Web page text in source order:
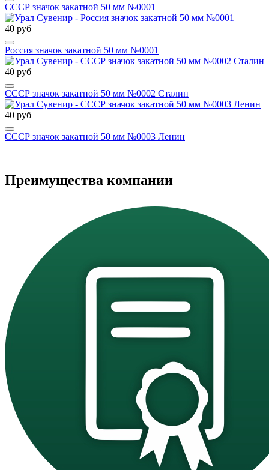
СССР значок закатной 50 мм №0001
40 руб
Россия значок закатной 50 мм №0001
40 руб
СССР значок закатной 50 мм №0002 Сталин
40 руб
СССР значок закатной 50 мм №0003 Ленин
Преимущества компании